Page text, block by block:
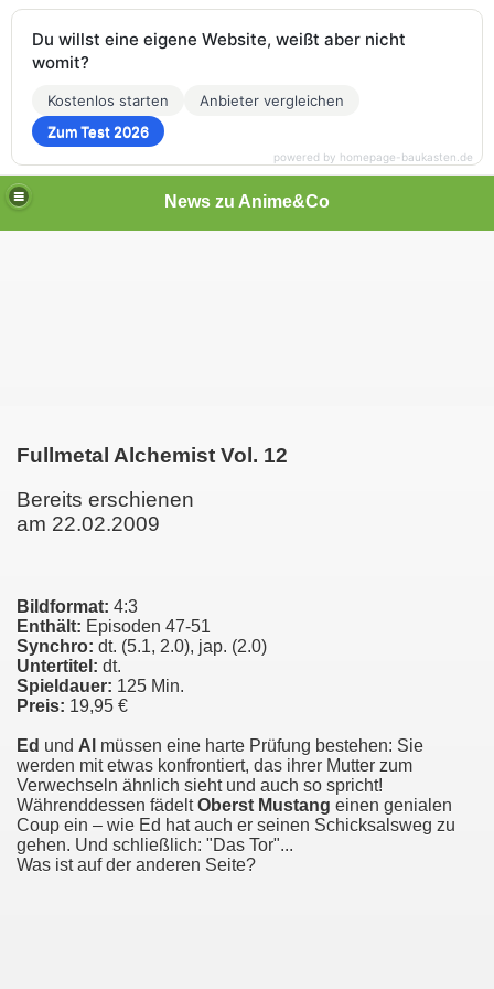
News zu Anime&Co
Fullmetal Alchemist Vol. 12
Bereits erschienen
am 22.02.2009
Bildformat: 4:3
Enthält: Episoden 47-51
Synchro: dt. (5.1, 2.0), jap. (2.0)
Untertitel: dt.
Spieldauer: 125 Min.
Preis: 19,95 €
Ed und Al müssen eine harte Prüfung bestehen: Sie
werden mit etwas konfrontiert, das ihrer Mutter zum
Verwechseln ähnlich sieht und auch so spricht!
Währenddessen fädeltOberst Mustang einen genialen
Coup ein – wie Ed hat auch er seinen Schicksalsweg zu
gehen. Und schließlich: "Das Tor"...
Was ist auf der anderen Seite?
Du willst eine eigene Website, weißt aber nicht
womit?
Kostenlos starten
Anbieter vergleichen
Zum Test 2026
powered by homepage-baukasten.de